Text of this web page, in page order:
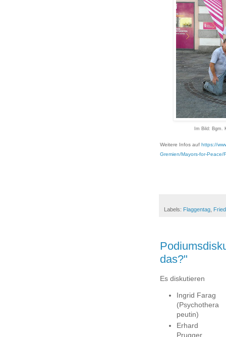
Im Bild: Bgm.
Weitere Infos auf https://
Gremien/Mayors-for-Peace/
Labels: Flaggentag
das?"
Es diskutieren
Ingrid Farag
(Psychothera
peutin)
Erhard
Prugger